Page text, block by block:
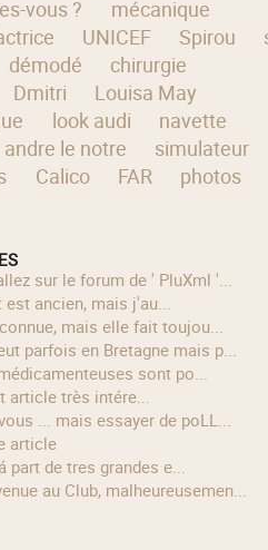
vous ?
mécanique
UNICEF Spirou
démodé
chirurgie
Dmitri
Louisa May
look audi
navette
andre le notre
simulateur
Calico FAR
photos
sur le forum de ' PluXml '...
est ancien, mais j'au...
mais elle fait toujou...
parfois en Bretagne mais p...
sont po...
article très intére...
... mais essayer de poLL...
article
part de tres grandes e...
au Club, malheureusemen...